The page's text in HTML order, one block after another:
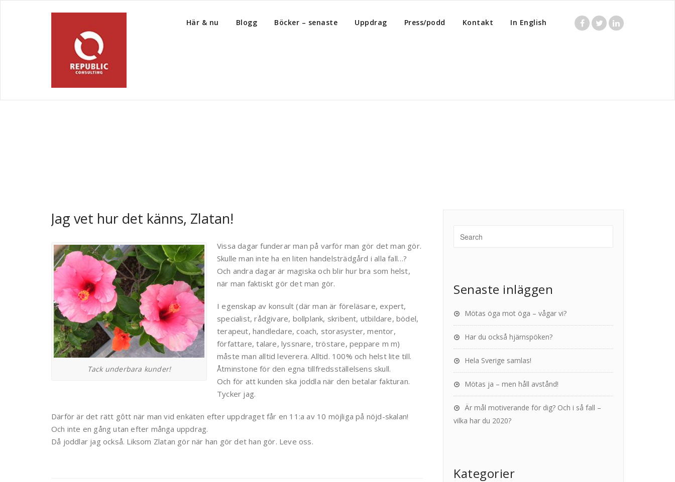
Här & nu Blogg Böcker – senaste Uppdrag Press/podd Kontakt In English
Jag vet hur det känns, Zlatan!
Tack underbara kunder!
Vissa dagar funderar man på varför man gör det man gör.
Skulle man inte ha en liten handelsträdgård i alla fall…?
Och andra dagar är magiska och blir hur bra som helst,
när man faktiskt gör det man gör.
I egenskap av konsult (där man är föreläsare, expert,
specialist, rådgivare, bollplank, skribent, utbildare, bödel,
terapeut, handledare, coach, storasyster, mentor,
författare, talare, lyssnare, tröstare, peppare m m)
måste man alltid leverera. Alltid. 100% och helst lite till.
Åtminstone för den egna tillfredsställelsens skull.
Och för att kunden ska joddla när den betalar fakturan.
Tycker jag.
Därför är det rätt gôtt när man vid enkäten efter uppdraget får en 11:a av 10 möjliga på nöjd-skalan!
Och inte en gång utan efter många uppdrag.
Då joddlar jag också. Liksom Zlatan gör när han gör det han gör. Leve oss.
Senaste inläggen
Mötas öga mot öga – vågar vi?
Har du också hjärnspöken?
Hela Sverige samlas!
Mötas ja – men håll avstånd!
Är mål motiverande för dig? Och i så fall –
vilka har du 2020?
Kategorier